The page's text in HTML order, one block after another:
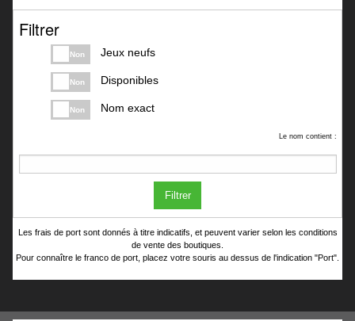
Filtrer
Non Jeux neufs
Non Disponibles
Non Nom exact
Le nom contient :
Filtrer
Les frais de port sont donnés à titre indicatifs, et peuvent varier selon les conditions
de vente des boutiques.
Pour connaître le franco de port, placez votre souris au dessus de l'indication "Port".